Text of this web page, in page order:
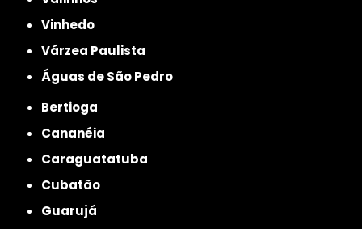
Vinhedo
Várzea Paulista
Águas de São Pedro
Bertioga
Cananéia
Caraguatatuba
Cubatão
Guarujá